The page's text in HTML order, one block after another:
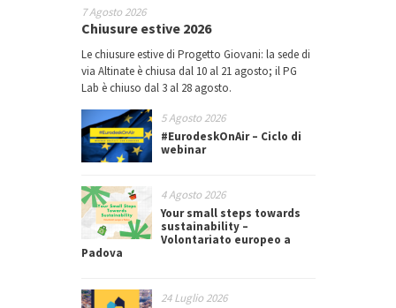
7 Agosto 2026
Chiusure estive 2026
Le chiusure estive di Progetto Giovani: la sede di
via Altinate è chiusa dal 10 al 21 agosto; il PG
Lab è chiuso dal 3 al 28 agosto.
5 Agosto 2026
#EurodeskOnAir – Ciclo di
webinar
4 Agosto 2026
Your small steps towards
sustainability –
Volontariato europeo a
Padova
24 Luglio 2026